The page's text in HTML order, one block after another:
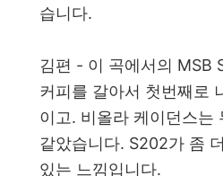
습니다.
김편 - 이 곡에서의 MSB
커피를 갈아서 첫번째로
이고. 비올라 케이던스는
같았습니다. S202가 좀
있는 느낌입니다.